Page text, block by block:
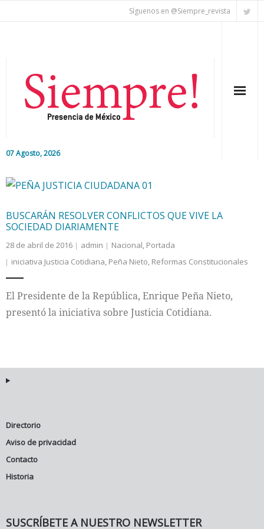
Síguenos en @Siempre_revista
07 Agosto, 2026
Nacional
Colaboradores
Internacional
Cultura
BUSCARÁN RESOLVER CONFLICTOS QUE VIVE LA
SOCIEDAD DIARIAMENTE
28 de abril de 2016 admin Nacional, Portada
iniciativa Justicia Cotidiana, Peña Nieto, Reformas Constitucionales
El Presidente de la República, Enrique Peña Nieto,
presentó la iniciativa sobre Justicia Cotidiana.
Directorio
Aviso de privacidad
Contacto
Historia
SUSCRÍBETE A NUESTRO NEWSLETTER